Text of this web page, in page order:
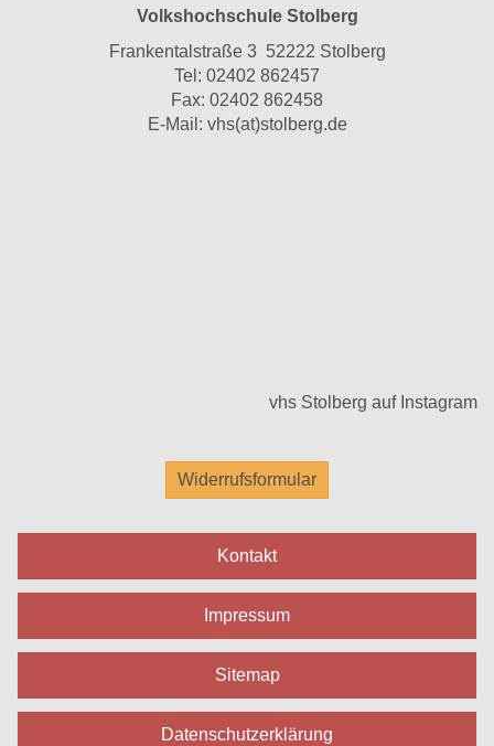
Volkshochschule Stolberg
Frankentalstraße 3 52222 Stolberg
Tel: 02402 862457
Fax: 02402 862458
E-Mail: vhs(at)stolberg.de
vhs Stolberg auf Instagram
Widerrufsformular
Kontakt
Impressum
Sitemap
Datenschutzerklärung